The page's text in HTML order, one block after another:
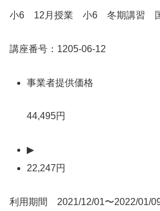
小6 12月授業 小6 冬期講習
講座番号：1205-06-12
事業者提供価格
44,495円
▶
22,247円
利用期間 2021/12/01〜2022/01/